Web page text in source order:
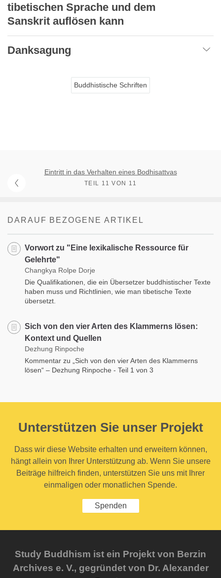
tibetischen Sprache und dem
Sanskrit auflösen kann
Danksagung
Buddhistische Schriften
Eintritt in das Verhalten eines Bodhisattvas
TEIL 11 VON 11
DARAUF BEZOGENE ARTIKEL
Vorwort zu "Eine lexikalische Ressource für
Gelehrte"
Changkya Rolpe Dorje
Die Qualifikationen, die ein Übersetzer buddhistischer Texte
haben muss und Richtlinien, wie man tibetische Texte
übersetzt.
Sich von den vier Arten des Klammerns lösen:
Kontext und Quellen
Dezhung Rinpoche
Kommentar zu „Sich von den vier Arten des Klammerns
lösen“ – Dezhung Rinpoche - Teil 1 von 3
Unterstützen Sie unser Projekt
Dass wir diese Website erhalten und erweitern können,
hängt allein von Ihrer Unterstützung ab. Wenn Sie unsere
Beiträge hilfreich finden, unterstützen Sie uns mit Ihrer
einmaligen oder monatlichen Spende.
Spenden
Study Buddhism ist ein Projekt von Berzin
Archives e. V., gegründet von Dr. Alexander